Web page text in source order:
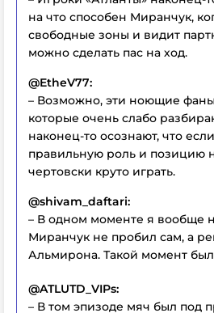
на что способен Миранчук,
свободные зоны и видит
можно сделать пас на ход.
@EtheV77:
– Возможно, эти ноющие фаны
которые очень слабо
наконец-то осознают, что
правильную роль и позицию
чертовски круто играть.
@shivam_daftari:
– В одном моменте я вообще
Миранчук не пробил сам, а
Альмирона. Такой момент
@ATLUTD_VIPs:
– В том эпизоде мяч был под